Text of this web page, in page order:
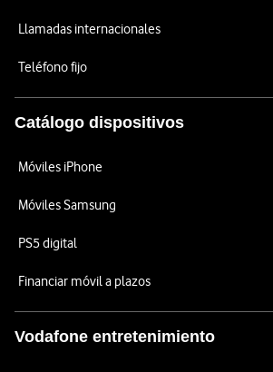
Llamadas internacionales
Teléfono fijo
Catálogo dispositivos
Móviles iPhone
Móviles Samsung
PS5 digital
Financiar móvil a plazos
Vodafone entretenimiento